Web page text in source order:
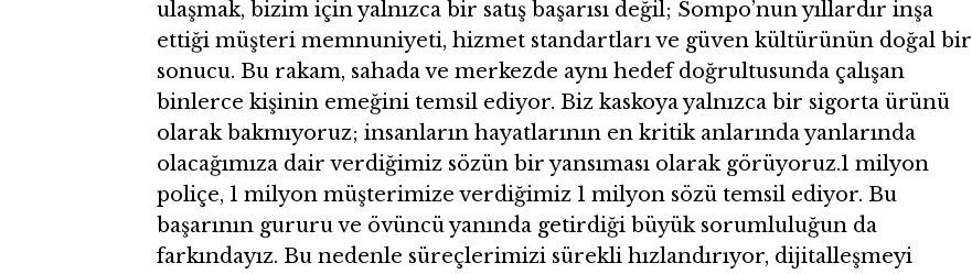
ulaşmak, bizim için yalnızca bir satış başarısı değil; Sompo’nun yıllardır inşa
ettiği müşteri memnuniyeti, hizmet standartları ve güven kültürünün doğal bir
sonucu. Bu rakam, sahada ve merkezde aynı hedef doğrultusunda çalışan
binlerce kişinin emeğini temsil ediyor. Biz kaskoya yalnızca bir sigorta ürünü
olarak bakmıyoruz; insanların hayatlarının en kritik anlarında yanlarında
olacağımıza dair verdiğimiz sözün bir yansıması olarak görüyoruz.1 milyon
poliçe, 1 milyon müşterimize verdiğimiz 1 milyon sözü temsil ediyor. Bu
başarının gururu ve övüncü yanında getirdiği büyük sorumluluğun da
farkındayız. Bu nedenle süreçlerimizi sürekli hızlandırıyor, dijitalleşmeyi